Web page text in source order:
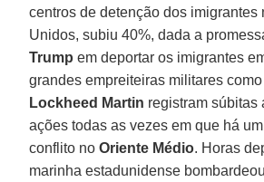
centros de detenção dos imigrantes
Unidos, subiu 40%, dada a
Trump em deportar os imigrantes
grandes empreiteiras militares como
Lockheed Martin registram súbitas
ações todas as vezes em que há
conflito noOriente Médio. Horas
marinha estadunidense